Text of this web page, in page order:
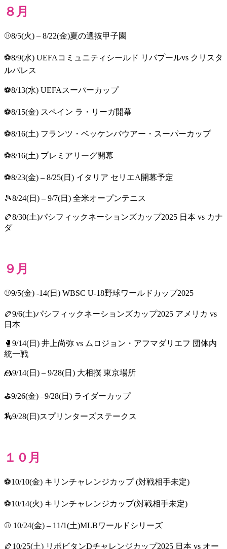
８月
⚾8/5(火) – 8/22(金)夏の選抜甲子園
⚽8/9(水) UEFAコミュニティシールド リバプールvs クリスタ
ルパレス
⚽8/13(水) UEFAスーパーカップ
⚽8/15(金) スペイン ラ・リーガ開幕
⚽8/16(土) フランツ・ベッケンバウアー・スーパーカップ
⚽8/16(土) プレミアリーグ開幕
⚽8/23(金) – 8/25(日) イタリア セリエA開幕予定
🎾8/24(日) – 9/7(日) 全米オープンテニス
🏉8/30(土)パシフィックネーションズカップ2025 日本 vs カナ
ダ
９月
⚾9/5(金) -14(日) WBSC U-18野球ワールドカップ2025
🏉9/6(土)パシフィックネーションズカップ2025 アメリカ vs
日本
🥊9/14(日) 井上尚弥 vs ムロジョン・アフマダリエフ 団体内
統一戦
🤼9/14(日) – 9/28(日) 大相撲 東京場所
⛳9/26(金) –9/28(日) ライダーカップ
🏇9/28(日)スプリンターズステークス
１０月
⚽10/10(金) キリンチャレンジカップ (対戦相手未定)
⚽10/14(火) キリンチャレンジカップ(対戦相手未定)
⚾ 10/24(金) – 11/1(土)MLBワールドシリーズ
🏉10/25(土) リポビタンDチャレンジカップ2025 日本 vs オー